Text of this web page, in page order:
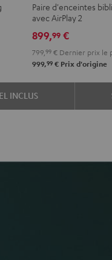
NoirBlanc
Paire d'enceintes
avec AirPlay 2
899,99 €
799,99 € Dernier prix le
999,99 € Prix d'origine
INCLUS